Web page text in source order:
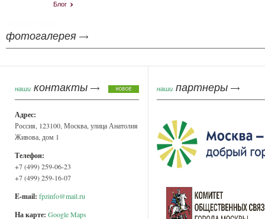
Блог
фотогалерея
наши контакты
Адрес:
Россия, 123100, Москва, улица Анатолия
Живова, дом 1
Телефон:
+7 (499) 259-06-23
+7 (499) 259-16-07
E-mail: fpzinfo@mail.ru
На карте: Google Maps
наши партнеры